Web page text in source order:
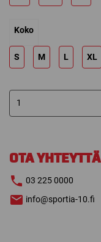
Koko
S M L XL
BAUER
SUPREME
OTA YHTEYTTÄ
03 225 0000
info@sportia-10.fi